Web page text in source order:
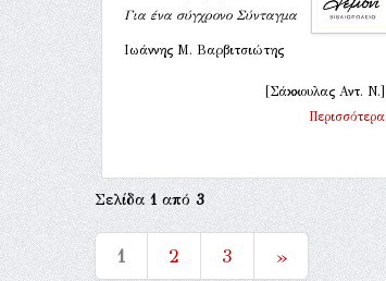
Για ένα σύγχρονο Σύνταγμα
Ιωάννης Μ. Βαρβιτσιώτης
[Σάκκουλας Αντ. Ν.]
Περισσότερα
Σελίδα1από3
1 2 3 »